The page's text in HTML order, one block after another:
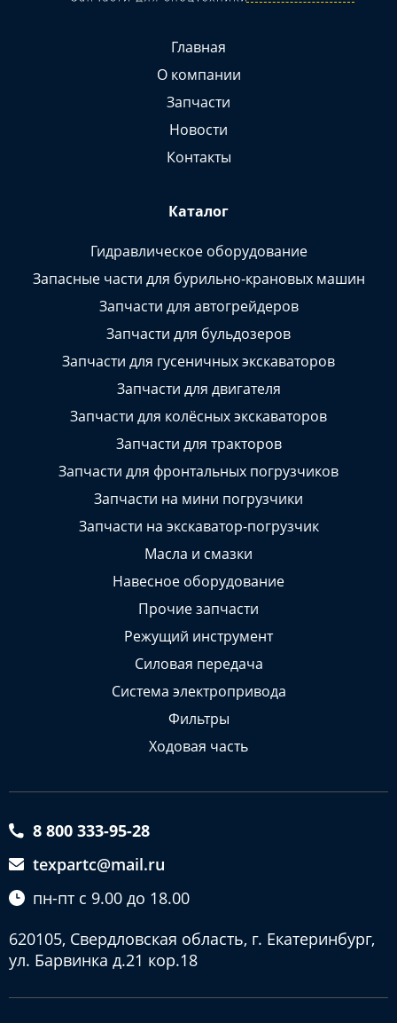
Главная
О компании
Запчасти
Новости
Контакты
Каталог
Гидравлическое оборудование
Запасные части для бурильно-крановых машин
Запчасти для автогрейдеров
Запчасти для бульдозеров
Запчасти для гусеничных экскаваторов
Запчасти для двигателя
Запчасти для колёсных экскаваторов
Запчасти для тракторов
Запчасти для фронтальных погрузчиков
Запчасти на мини погрузчики
Запчасти на экскаватор-погрузчик
Масла и смазки
Навесное оборудование
Прочие запчасти
Режущий инструмент
Силовая передача
Система электропривода
Фильтры
Ходовая часть
8 800 333-95-28
texpartc@mail.ru
пн-пт с 9.00 до 18.00
620105, Свердловская область, г. Екатеринбург,
ул. Барвинка д.21 кор.18